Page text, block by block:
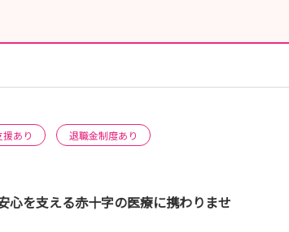
あり 退職金制度あり
心を支える赤十字の医療に携わりませ